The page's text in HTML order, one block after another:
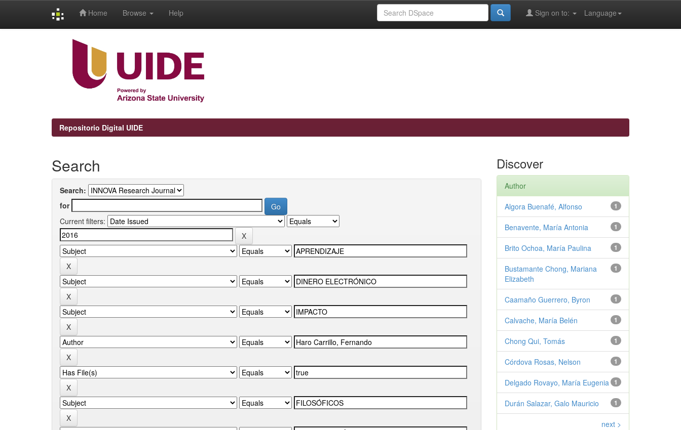
Home Browse Help Language
Sign on to:
Repositorio Digital UIDE
Search
Search:
for
Current filters:
Discover
Author
1
Algora Buenafé, Alfonso
1
Benavente, María Antonia
1
Brito Ochoa, María Paulina
1
Bustamante Chong, Mariana
Elizabeth
1
Caamaño Guerrero, Byron
1
Calvache, María Belén
1
Chong Qui, Tomás
1
Córdova Rosas, Nelson
1
Delgado Rovayo, María Eugenia
1
Durán Salazar, Galo Mauricio
next >